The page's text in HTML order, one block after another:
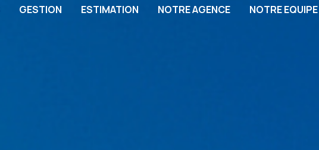
GESTION ESTIMATION NOTRE AGENCE NOTRE EQUIPE